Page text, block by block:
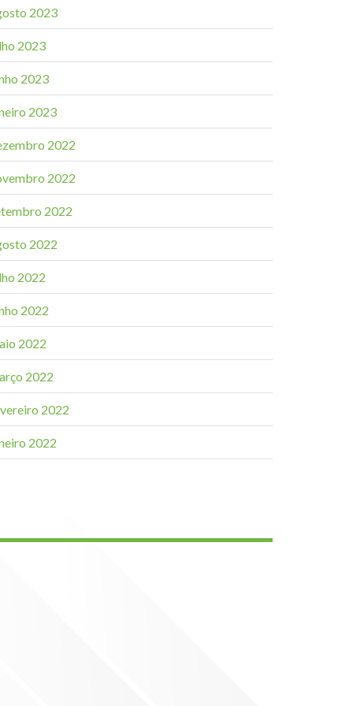
2023
2023
2023
2023
2022
2022
2022
2022
2022
2022
2022
2022
2022
2022